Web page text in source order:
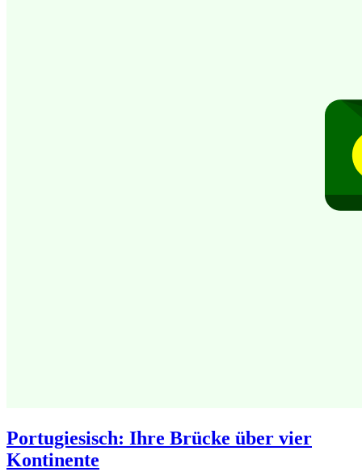
Portugiesisch: Ihre Brücke über vier
Kontinente